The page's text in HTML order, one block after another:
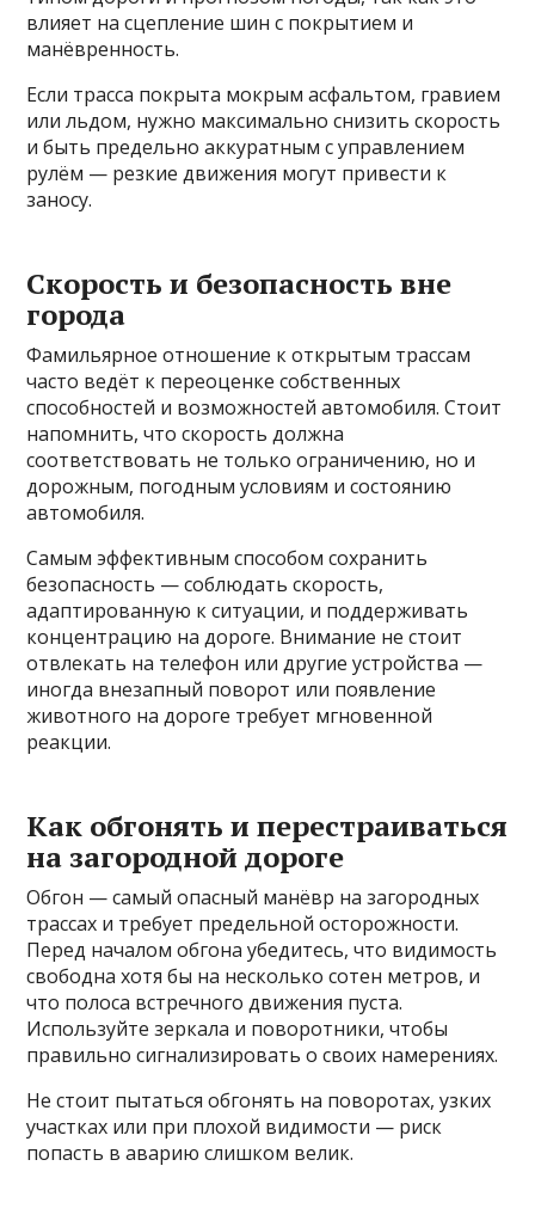
влияет на сцепление шин с покрытием и
манёвренность.
Если трасса покрыта мокрым асфальтом, гравием
или льдом, нужно максимально снизить скорость
и быть предельно аккуратным с управлением
рулём — резкие движения могут привести к
заносу.
Скорость и безопасность вне
города
Фамильярное отношение к открытым трассам
часто ведёт к переоценке собственных
способностей и возможностей автомобиля. Стоит
напомнить, что скорость должна
соответствовать не только ограничению, но и
дорожным, погодным условиям и состоянию
автомобиля.
Самым эффективным способом сохранить
безопасность — соблюдать скорость,
адаптированную к ситуации, и поддерживать
концентрацию на дороге. Внимание не стоит
отвлекать на телефон или другие устройства —
иногда внезапный поворот или появление
животного на дороге требует мгновенной
реакции.
Как обгонять и перестраиваться
на загородной дороге
Обгон — самый опасный манёвр на загородных
трассах и требует предельной осторожности.
Перед началом обгона убедитесь, что видимость
свободна хотя бы на несколько сотен метров, и
что полоса встречного движения пуста.
Используйте зеркала и поворотники, чтобы
правильно сигнализировать о своих намерениях.
Не стоит пытаться обгонять на поворотах, узких
участках или при плохой видимости — риск
попасть в аварию слишком велик.